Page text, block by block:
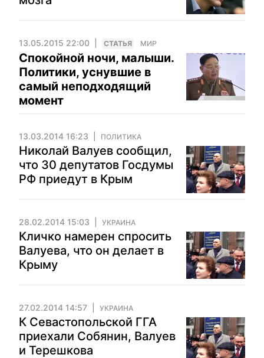
13.05.2015 22:00 CТАТЬЯ МИР
Спокойной ночи, малыши.
Политики, уснувшие в
самый неподходящий
момент
13.03.2014 16:23 ПОЛИТИКА
Николай Валуев сообщил,
что 30 депутатов Госдумы
РФ приедут в Крым
28.02.2014 15:03 УКРАИНА
Кличко намерен спросить
Валуева, что он делает в
Крыму
27.02.2014 14:57 УКРАИНА
К Севастопольской ГГА
приехали Собянин, Валуев
и Терешкова